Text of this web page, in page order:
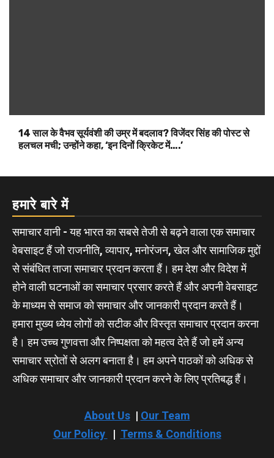
14 साल के वैभव सूर्यवंशी की उम्र में बदलाव? विजेंदर सिंह की पोस्ट से
हलचल मची; उन्होंने कहा, ‘इन दिनों क्रिकेट में….’
हमारे बारे में
समाचार वानी - यह भारत का सबसे तेजी से बढ़ने वाला एक समाचार
वेबसाइट हैं जो राजनीति, व्यापार, मनोरंजन, खेल और सामाजिक मुद्दों
से संबंधित ताजा समाचार प्रदान करता हैं। हम देश और विदेश में
होने वाली घटनाओं का समाचार प्रसार करते हैं और अपनी वेबसाइट
के माध्यम से समाज को समाचार और जानकारी प्रदान करते हैं।
हमारा मुख्य ध्येय लोगों को सटीक और विस्तृत समाचार प्रदान करना
है। हम उच्च गुणवत्ता और निष्पक्षता को महत्व देते हैं जो हमें अन्य
समाचार स्रोतों से अलग बनाता है। हम अपने पाठकों को अधिक से
अधिक समाचार और जानकारी प्रदान करने के लिए प्रतिबद्ध हैं।
About Us| Our Team
Our Policy
| Terms & Conditions